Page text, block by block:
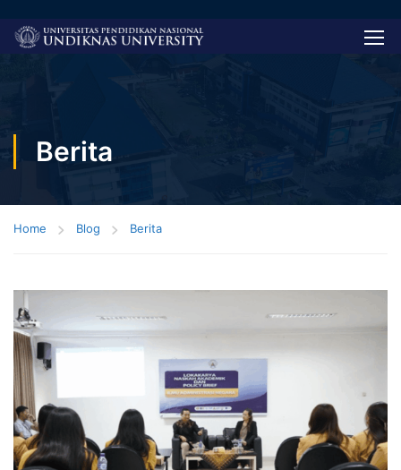
Berita
Home Blog Berita